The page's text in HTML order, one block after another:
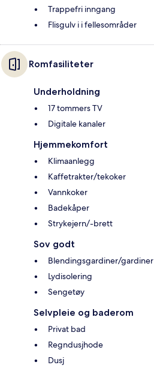
Trappefri inngang
Flisgulv i i fellesområder
Romfasiliteter
Underholdning
17 tommers TV
Digitale kanaler
Hjemmekomfort
Klimaanlegg
Kaffetrakter/tekoker
Vannkoker
Badekåper
Strykejern/-brett
Sov godt
Blendingsgardiner/gardiner
Lydisolering
Sengetøy
Selvpleie og baderom
Privat bad
Regndusjhode
Dusj